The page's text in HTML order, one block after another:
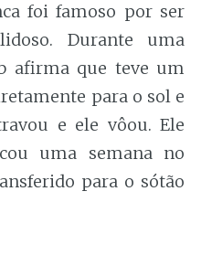
foi famoso por ser
Durante uma
afirma que teve um
para o sol e
e ele vôou. Ele
uma semana no
para o sótão